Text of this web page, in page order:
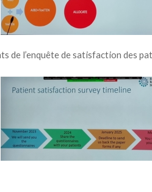
de l’enquête de satisfaction des